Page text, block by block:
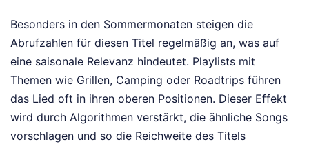
Besonders in den Sommermonaten steigen die
Abrufzahlen für diesen Titel regelmäßig an, was auf
eine saisonale Relevanz hindeutet. Playlists mit
Themen wie Grillen, Camping oder Roadtrips führen
das Lied oft in ihren oberen Positionen. Dieser Effekt
wird durch Algorithmen verstärkt, die ähnliche Songs
vorschlagen und so die Reichweite des Titels